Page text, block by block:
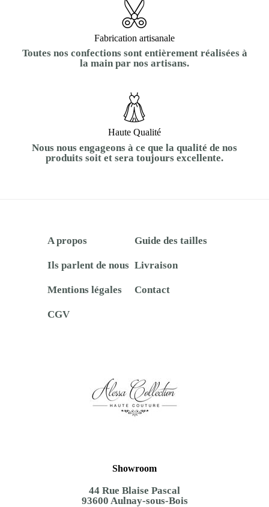
Fabrication artisanale
Toutes nos confections sont entièrement réalisées à
la main par nos artisans.
Haute Qualité
Nous nous engageons à ce que la qualité de nos
produits soit et sera toujours excellente.
A propos
Ils parlent de nous
Mentions légales
CGV
Guide des tailles
Livraison
Contact
Showroom
44 Rue Blaise Pascal
93600 Aulnay-sous-Bois